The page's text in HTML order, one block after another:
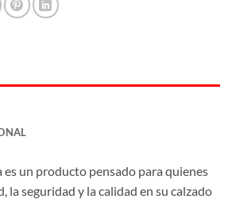
es un producto pensado para quienes
la seguridad y la calidad en su calzado